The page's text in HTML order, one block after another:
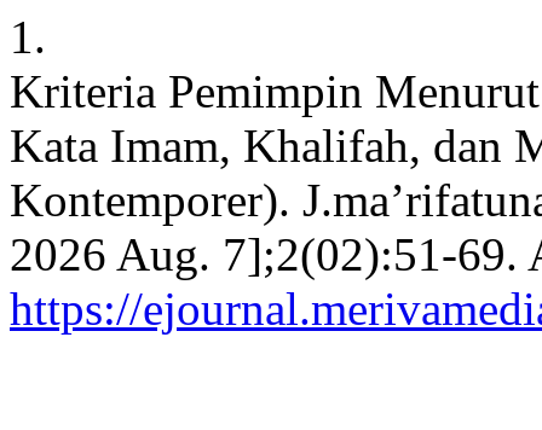
1.
Kriteria Pemimpin
Kata Imam, Khalifah, dan
Kontemporer).
2026 Aug. 7];2(02):51-69.
https://